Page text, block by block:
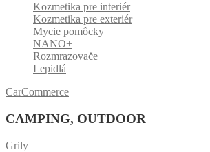
Kozmetika pre interiér
Kozmetika pre exteriér
Mycie pomôcky
NANO+
Rozmrazovače
Lepidlá
CarCommerce
CAMPING, OUTDOOR
Grily